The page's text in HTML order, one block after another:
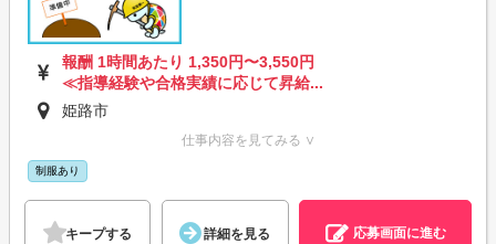
報酬 1時間あたり 1,350円〜3,550円
≪指導経験や合格実績に応じて昇給...
姫路市
仕事内容を見てみる ∨
制服あり
キープする 詳細を見る 応募画面に進む